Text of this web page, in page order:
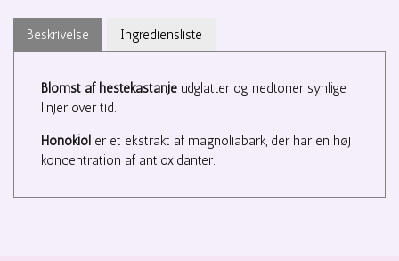
Beskrivelse Ingrediensliste
Blomst af hestekastanje udglatter og nedtoner synlige
linjer over tid.
Honokiol er et ekstrakt af magnoliabark, der har en høj
koncentration af antioxidanter.